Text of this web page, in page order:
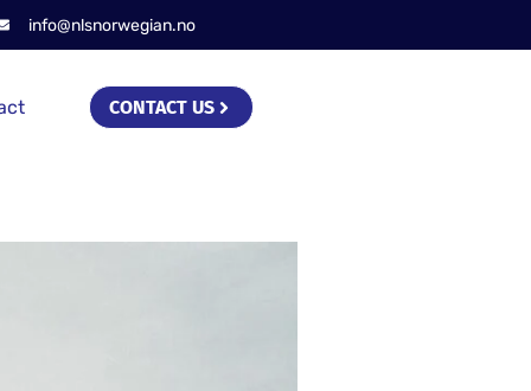
info@nlsnorwegian.no
CONTACT US